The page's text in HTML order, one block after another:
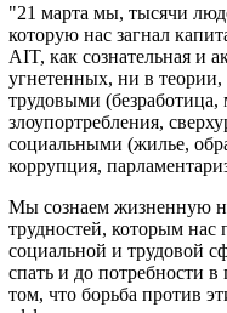
"21 марта мы, тысячи
которую нас загнал
AIT, как сознательная и
угнетенных, ни в
трудовыми
злоупортребления,
социальными (жилье,
коррупция,
Мы сознаем жизненную
трудностей, которым
социальной и трудовой
спать и до потребности
том, что борьба против